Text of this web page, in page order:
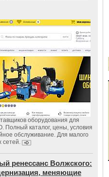
оборудования для
Полный каталог, цены, условия
обслуживание. Для малого
сетей.
ренессанс Волжского:
меняющие